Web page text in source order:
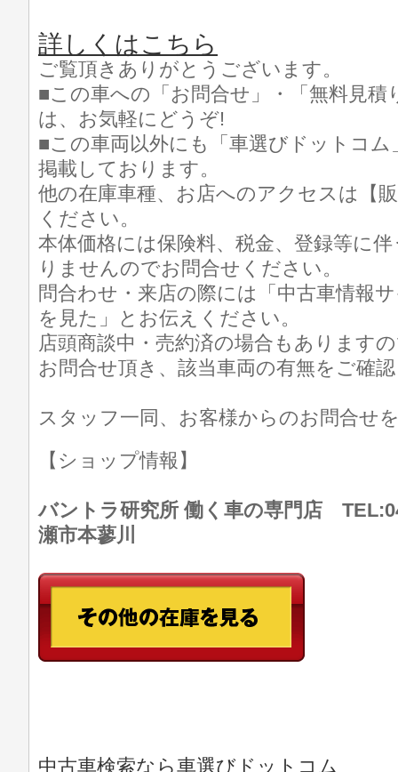
詳しくはこちら
ご覧頂きありがとうございます。
■この車への「お問合せ」・「無料見積
は、お気軽にどうぞ!
■この車両以外にも「車選びドットコ
掲載しております。
他の在庫車種、お店へのアクセスは【
ください。
本体価格には保険料、税金、登録等に
りませんのでお問合せください。
問合わせ・来店の際には「中古車情報
を見た」とお伝えください。
店頭商談中・売約済の場合もあります
お問合せ頂き、該当車両の有無をご確
スタッフ一同、お客様からのお問合せ
【ショップ情報】
バントラ研究所 働く車の専門店
瀬市本蓼川
中古車検索なら車選びドットコム